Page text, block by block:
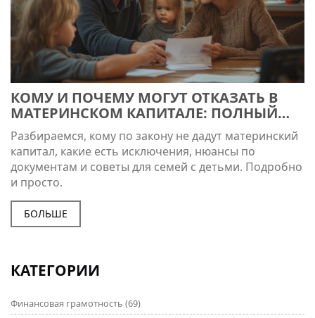
КОМУ И ПОЧЕМУ МОГУТ ОТКАЗАТЬ В
МАТЕРИНСКОМ КАПИТАЛЕ: ПОЛНЫЙ
РАЗБОР НЮАНСОВ
Разбираемся, кому по закону не дадут материнский
капитал, какие есть исключения, нюансы по
документам и советы для семей с детьми. Подробно
и просто.
БОЛЬШЕ
КАТЕГОРИИ
Финансовая грамотность (69)